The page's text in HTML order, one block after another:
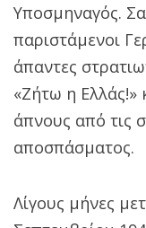
Υποσμηναγός.
παριστάμενοι
άπαντες
«Ζήτω η Ελλάς!»
άπνους από τις
αποσπάσματος.
Λίγους μήνες